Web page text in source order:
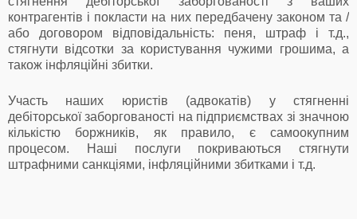
контрагентів і покласти на них передбачену законом та /
або договором відповідальність: пеня, штраф і т.д.,
стягнути відсотки за користування чужими грошима, а
також інфляційні збитки.
Участь наших юристів (адвокатів) у стягненні
дебіторської заборгованості на підприємствах зі значною
кількістю боржників, як правило, є самоокупним
процесом. Наші послуги покриваються стягнути
штрафними санкціями, інфляційними збитками і т.д.